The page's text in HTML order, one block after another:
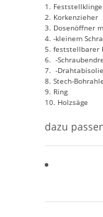
1. Feststellklinge
2. Korkenzieher
3. Dosenöffner
4. -kleinem
5. feststellbarer
6. -
7. -
8. Stech-Bohrahle
9. Ring
10. Holzsäge
dazu